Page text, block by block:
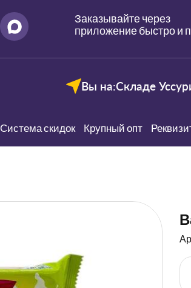
Заказывайте через
приложение быстро и
Вы на:Складе
Система скидок Крупный опт